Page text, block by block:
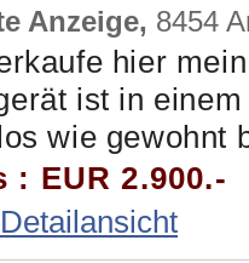
Anzeige, 8454
hier
ist in
wie gewohnt
: EUR 2.900.-